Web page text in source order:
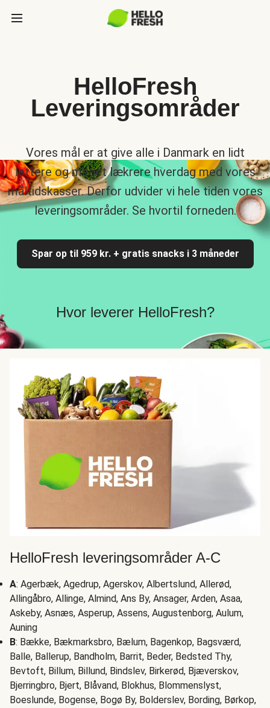
HelloFresh
Leveringsområder
Vores mål er at give alle i Danmark en lidt
lettere og meget lækrere hverdag med vores
måltidskasser. Derfor udvider vi hele tiden vores
leveringsområder. Se hvortil forneden.
Spar op til 959 kr. + gratis snacks i 3 måneder
Hvor leverer HelloFresh?
HelloFresh leveringsområder A-C
A: Agerbæk, Agedrup, Agerskov, Albertslund, Allerød,
Allingåbro, Allinge, Almind, Ans By, Ansager, Arden, Asaa,
Askeby, Asnæs, Asperup, Assens, Augustenborg, Aulum,
Auning
B: Bække, Bækmarksbro, Bælum, Bagenkop, Bagsværd,
Balle, Ballerup, Bandholm, Barrit, Beder, Bedsted Thy,
Bevtoft, Billum, Billund, Bindslev, Birkerød, Bjæverskov,
Bjerringbro, Bjert, Blåvand, Blokhus, Blommenslyst,
Boeslunde, Bogense, Bogø By, Bolderslev, Bording, Børkop,